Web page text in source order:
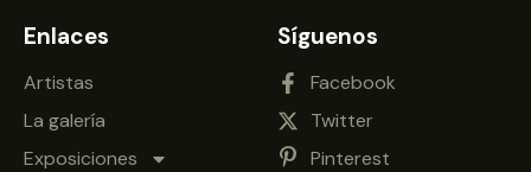
Enlaces
Artistas
La galería
Exposiciones
Síguenos
Facebook
Twitter
Pinterest